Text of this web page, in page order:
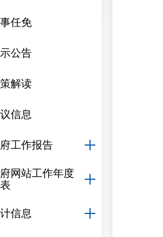
任免
公告
解读
信息
工作报告
网站工作年度
信息